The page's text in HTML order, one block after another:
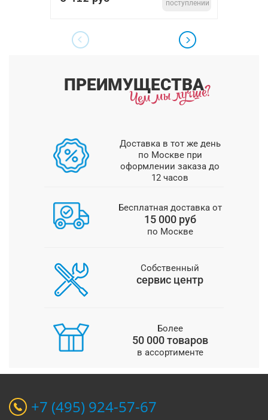
поступлении
ПРЕИМУЩЕСТВА
Доставка в тот же день
по Москве при
оформлении заказа до
12 часов
Бесплатная доставка от
15 000 руб
по Москве
Собственный
сервис центр
Более
50 000 товаров
в ассортименте
+7 (495) 924-57-67